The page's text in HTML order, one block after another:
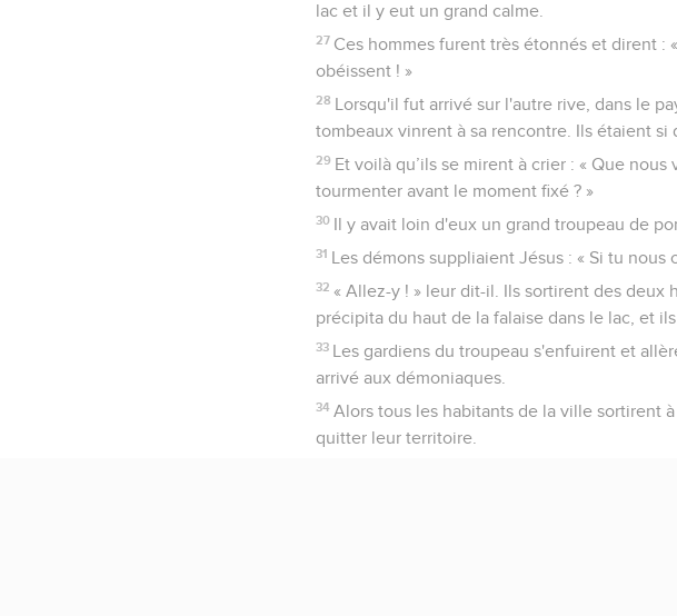
lac et il y eut un grand calme.
27 Ces hommes furent très étonnés et dirent :
obéissent ! »
28
Lorsqu'il fut arrivé sur l'autre rive, dans le
tombeaux vinrent à sa rencontre. Ils étaient si
29 Et voilà qu’ils se mirent à crier : « Que
tourmenter avant le moment fixé ? »
30 Il y avait loin d'eux un grand troupeau de
31 Les démons suppliaient Jésus : « Si tu
32 « Allez-y ! » leur dit-il. Ils sortirent des
précipita du haut de la falaise dans le lac, et
33
Les gardiens du troupeau s'enfuirent et
arrivé aux démoniaques.
34 Alors tous les habitants de la ville sortirent
quitter leur territoire.